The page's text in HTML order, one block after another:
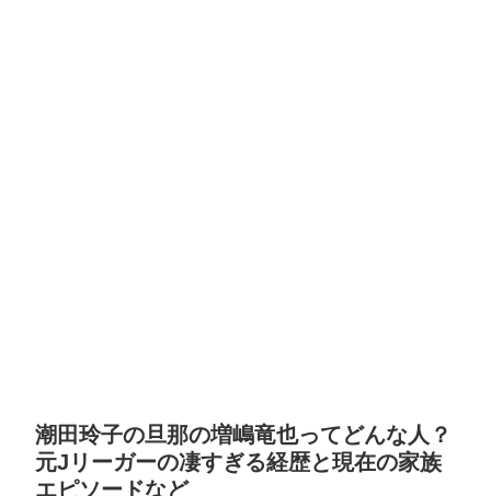
潮田玲子の旦那の増嶋竜也ってどんな人？
元Jリーガーの凄すぎる経歴と現在の家族
エピソードなど